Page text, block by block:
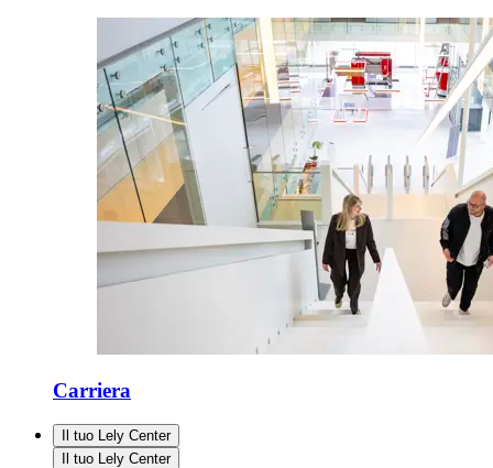
Carriera
Il tuo Lely Center
Il tuo Lely Center